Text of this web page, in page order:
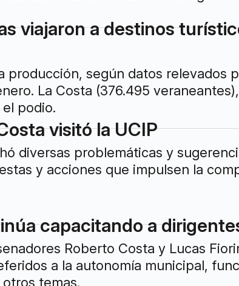
viajaron a destinos
producción, según datos relevados
La Costa (376.495
el podio.
visitó la UCIP
diversas problemáticas y
y acciones que impulsen la
capacitando a
Roberto Costa y Lucas
a la autonomía municipal,
temas.